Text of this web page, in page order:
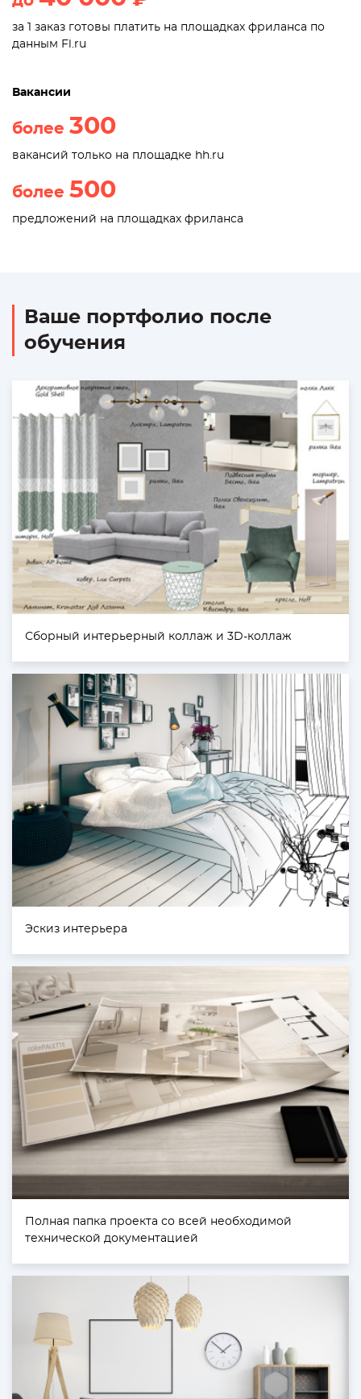
за 1 заказ готовы платить на площадках фриланса по
данным Fl.ru
Вакансии
более 300
вакансий только на площадке hh.ru
более 500
предложений на площадках фриланса
Ваше портфолио после
обучения
Сборный интерьерный коллаж и 3D-коллаж
Эскиз интерьера
Полная папка проекта со всей необходимой
технической документацией